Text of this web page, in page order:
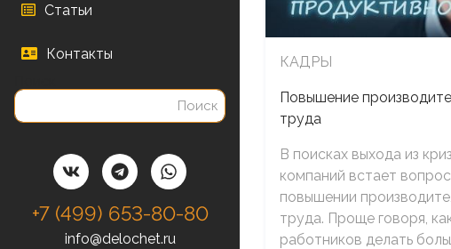
Статьи
Контакты
+7 (499) 653-80-80
info@delochet.ru
КАДРЫ
Повышение
труда
В поисках выхода из
компаний встает
повышении
труда. Проще говоря,
работников делать